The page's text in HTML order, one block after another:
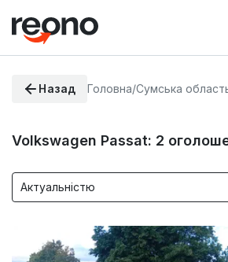
Назад Головна/Сумська
Volkswagen Passat: 2
Актуальністю